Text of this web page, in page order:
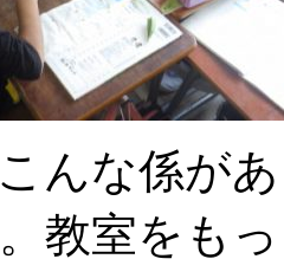
んな係が
教室をも